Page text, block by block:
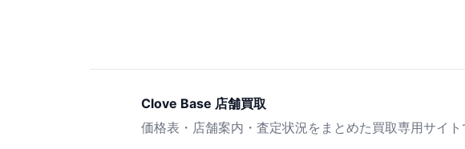
Clove Base 店舗買取
価格表・店舗案内・査定状況をまとめた買取専用サイト